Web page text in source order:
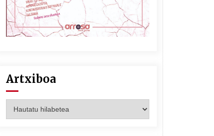
2021/06/30
Artxiboa